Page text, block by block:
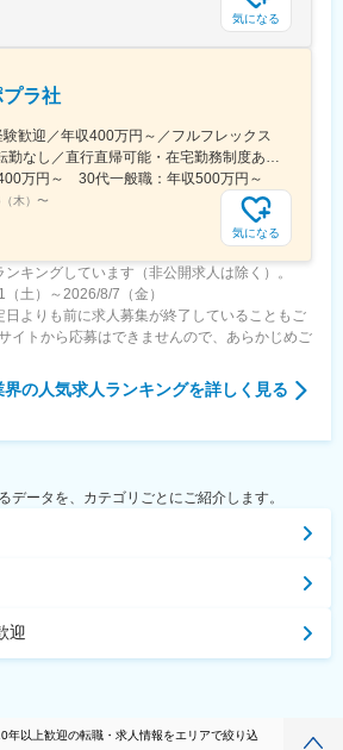
中心で、無理のない工程管理が可能
理に挑戦できる育成環境
時間でワークライフバランス良好
定める業務
気になる
ラ社
歓迎／年収400万円～／フルフレックス
万円～ 30代一般職：年収500万円～
木） 〜
気になる
キングしています（非公開求人は除く）。
土）～2026/8/7（金）
よりも前に求人募集が終了していることもご
イトから応募はできませんので、あらかじめご
界の人気求人ランキングを詳しく見る
データを、カテゴリごとにご紹介します。
迎
年以上歓迎の転職・求人情報をエリアで絞り込